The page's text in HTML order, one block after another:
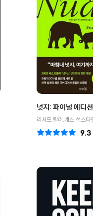
넛지: 파이널 에디션
9.3